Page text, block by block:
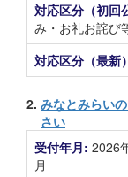
対応区分（初回
み・お礼お詫び
対応区分（最新
2. みなとみらい
さい
受付年月: 2026
月